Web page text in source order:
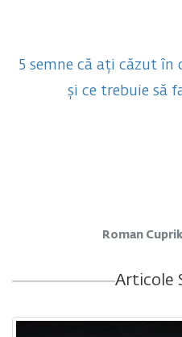
5 semne că ați căzut în
și ce trebuie să
Roman Cuprik
Articole